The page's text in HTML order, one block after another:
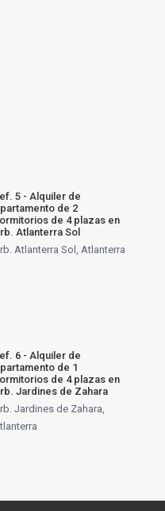
5 - Alquiler de
de 2
de 4 plazas en
Atlanterra Sol
Atlanterra Sol,Atlanterra
6 - Alquiler de
de 1
de 4 plazas en
Jardines de Zahara
Jardines de Zahara